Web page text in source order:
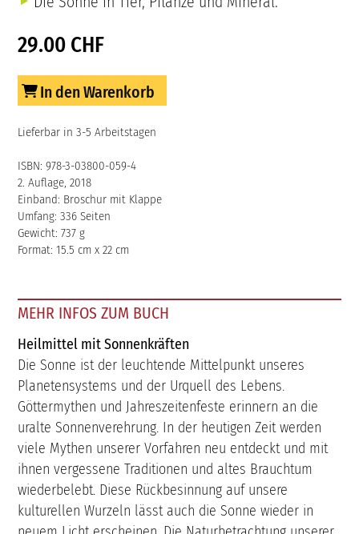
29.00 CHF
In den Warenkorb
Lieferbar in 3-5 Arbeitstagen
ISBN: 978-3-03800-059-4
2. Auflage, 2018
Einband: Broschur mit Klappe
Umfang: 336 Seiten
Gewicht: 737 g
Format: 15.5 cm x 22 cm
MEHR INFOS ZUM BUCH
Heilmittel mit Sonnenkräften
Die Sonne ist der leuchtende Mittelpunkt unseres
Planetensystems und der Urquell des Lebens.
Göttermythen und Jahreszeitenfeste erinnern an die
uralte Sonnenverehrung. In der heutigen Zeit werden
viele Mythen unserer Vorfahren neu entdeckt und mit
ihnen vergessene Traditionen und altes Brauchtum
wiederbelebt. Diese Rückbesinnung auf unsere
kulturellen Wurzeln lässt auch die Sonne wieder in